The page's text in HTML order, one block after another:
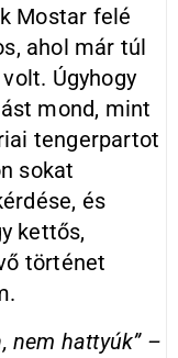
Mostar felé
ahol már túl
Úgyhogy
mond, mint
tengerpartot
sokat
és
kettős,
történet
nem hattyúk” –